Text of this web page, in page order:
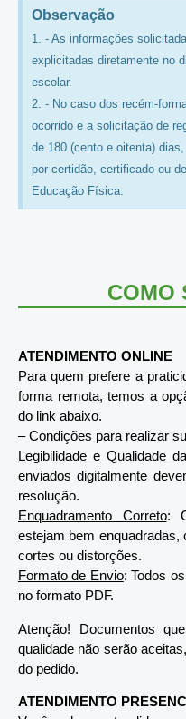
Observação
1. - As informações
explicitadas diretamente no
escolar.
2. - No caso dos recém-
ocorrido e a solicitação de
de 180 (cento e oitenta)
por certidão, certificado ou
Educação Física.
COMO
ATENDIMENTO ONLINE
Para quem prefere a
forma remota, temos a
do link abaixo.
– Condições para realizar
Legibilidade e Qualidade
enviados digitalmente
resolução.
Enquadramento Correto:
estejam bem
cortes ou distorções.
Formato de Envio: Todos
no formato PDF.
Atenção! Documentos
qualidade não serão
do pedido.
ATENDIMENTO